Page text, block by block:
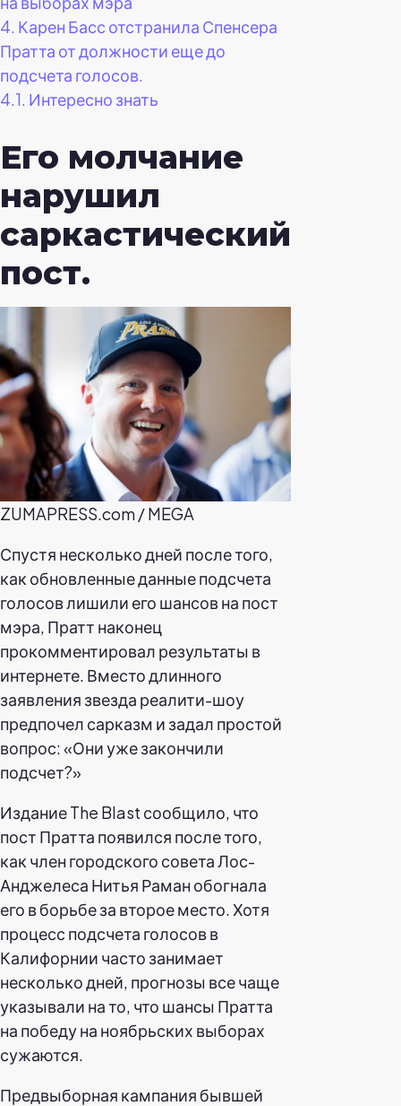
4. Карен Басс отстранила Спенсера
Пратта от должности еще до
подсчета голосов.
4.1. Интересно знать
Его молчание
нарушил
саркастический
пост.
ZUMAPRESS.com / MEGA
Спустя несколько дней после того,
как обновленные данные подсчета
голосов лишили его шансов на пост
мэра, Пратт наконец
прокомментировал результаты в
интернете. Вместо длинного
заявления звезда реалити-шоу
предпочел сарказм и задал простой
вопрос: «Они уже закончили
подсчет?»
Издание The Blast сообщило, что
пост Пратта появился после того,
как член городского совета Лос-
Анджелеса Нитья Раман обогнала
его в борьбе за второе место. Хотя
процесс подсчета голосов в
Калифорнии часто занимает
несколько дней, прогнозы все чаще
указывали на то, что шансы Пратта
на победу на ноябрьских выборах
сужаются.
Предвыборная кампания бывшей